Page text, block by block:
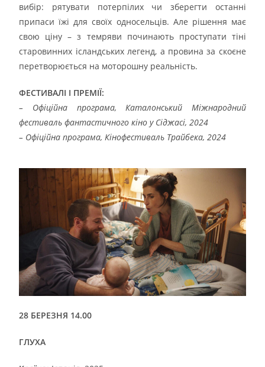
вибір: рятувати потерпілих чи зберегти останні
припаси їжі для своїх односельців. Але рішення має
свою ціну – з темряви починають проступати тіні
старовинних ісландських легенд, а провина за скоєне
перетворюється на моторошну реальність.
ФЕСТИВАЛІ І ПРЕМІЇ:
– Офіційна програма, Каталонський Міжнародний
фестиваль фантастичного кіно у Сіджасі, 2024
– Офіційна програма, Кінофестиваль Трайбека, 2024
28 БЕРЕЗНЯ 14.00
ГЛУХА